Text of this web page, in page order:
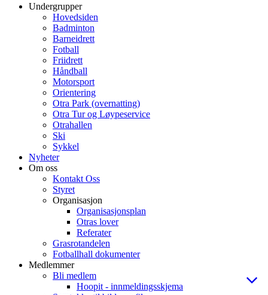
Undergrupper
Hovedsiden
Badminton
Barneidrett
Fotball
Friidrett
Håndball
Motorsport
Orientering
Otra Park (overnatting)
Otra Tur og Løypeservice
Otrahallen
Ski
Sykkel
Nyheter
Om oss
Kontakt Oss
Styret
Organisasjon
Organisasjonsplan
Otras lover
Referater
Grasrotandelen
Fotballhall dokumenter
Medlemmer
Bli medlem
Hoopit - innmeldingsskjema